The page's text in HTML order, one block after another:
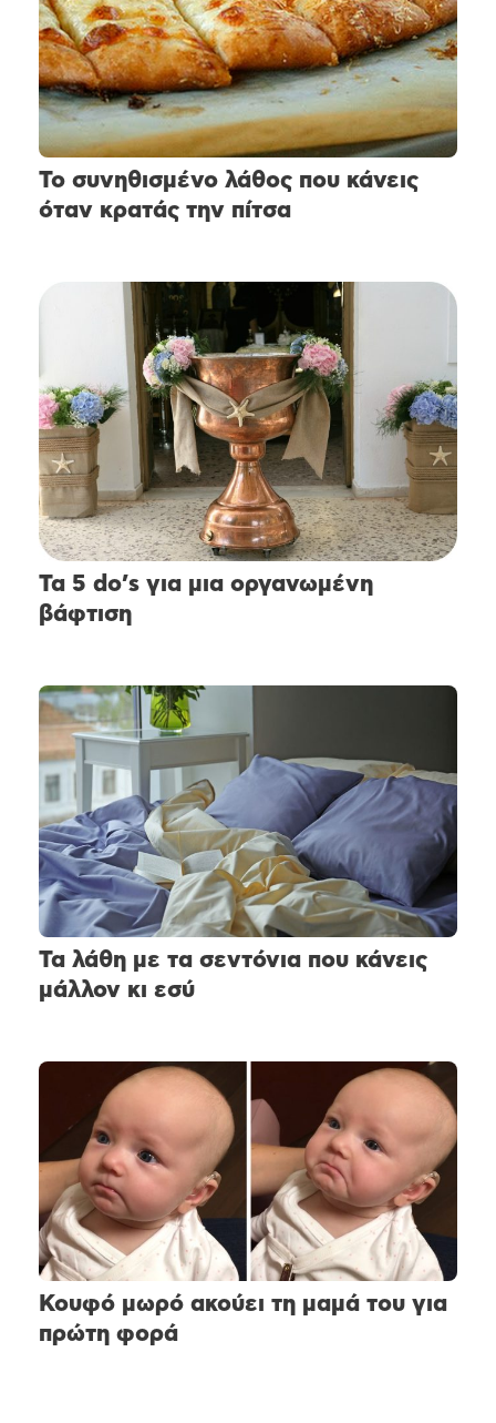
Το συνηθισμένο λάθος που κάνεις
όταν κρατάς την πίτσα
Τα 5 do’s για μια οργανωμένη
βάφτιση
Τα λάθη με τα σεντόνια που κάνεις
μάλλον κι εσύ
Κουφό μωρό ακούει τη μαμά του για
πρώτη φορά